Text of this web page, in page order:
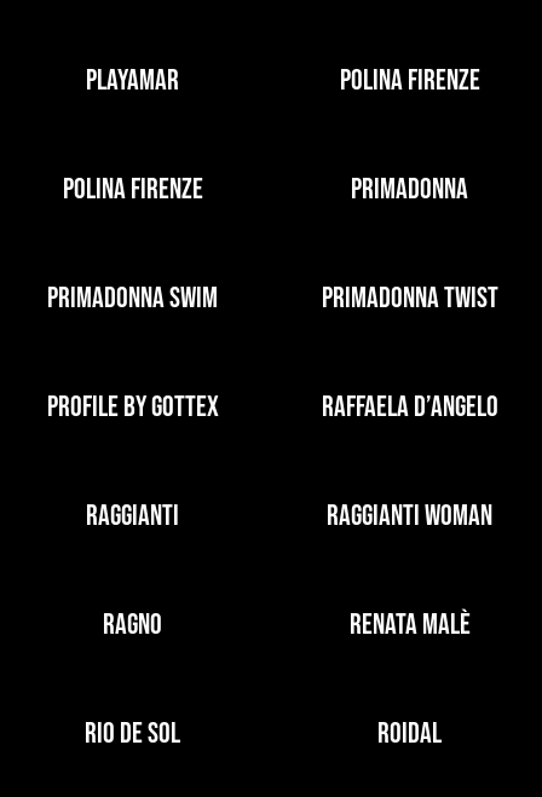
PLAYAMAR POLINA FIRENZE
POLINA FIRENZE PRIMADONNA
PRIMADONNA SWIM PRIMADONNA TWIST
PROFILE BY GOTTEX RAFFAELA D’ANGELO
RAGGIANTI RAGGIANTI WOMAN
RAGNO RENATA MALÈ
RIO DE SOL ROIDAL